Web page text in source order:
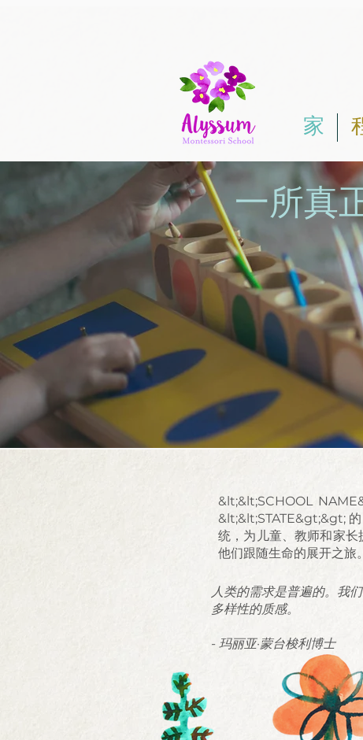
家
一所真
&lt;&lt;SCHOOL
&lt;&lt;STATE&gt;&gt;
统，为儿童、教师和家
他们跟随生命的展开之旅。
人类的需求是普遍的。我
多样性的质感。
- 玛丽亚·蒙台梭利博士